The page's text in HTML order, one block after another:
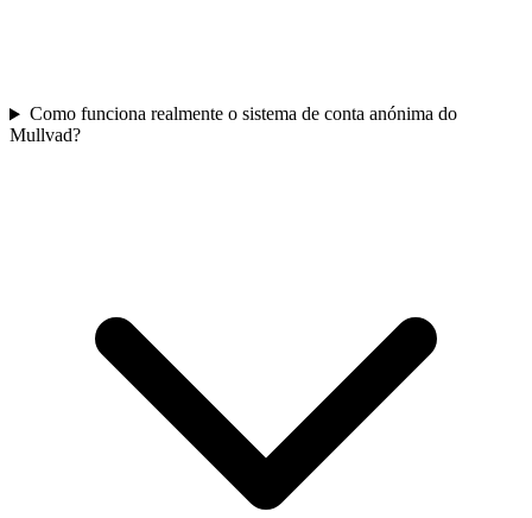
Como funciona realmente o sistema de conta anónima do
Mullvad?